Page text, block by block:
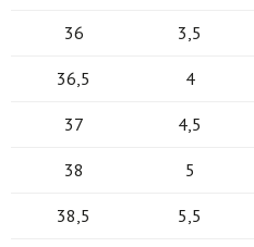
36 3,5
36,5 4
37 4,5
38 5
38,5 5,5